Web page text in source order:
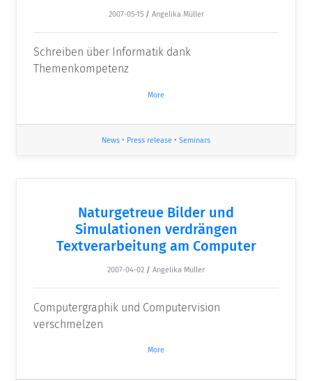
2007-05-15 / Angelika Müller
Schreiben über Informatik dank
Themenkompetenz
More
News • Press release • Seminars
Naturgetreue Bilder und
Simulationen verdrängen
Textverarbeitung am Computer
2007-04-02 / Angelika Müller
Computergraphik und Computervision
verschmelzen
More